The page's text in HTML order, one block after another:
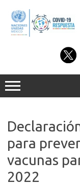
contenido
para
vacunas
2022